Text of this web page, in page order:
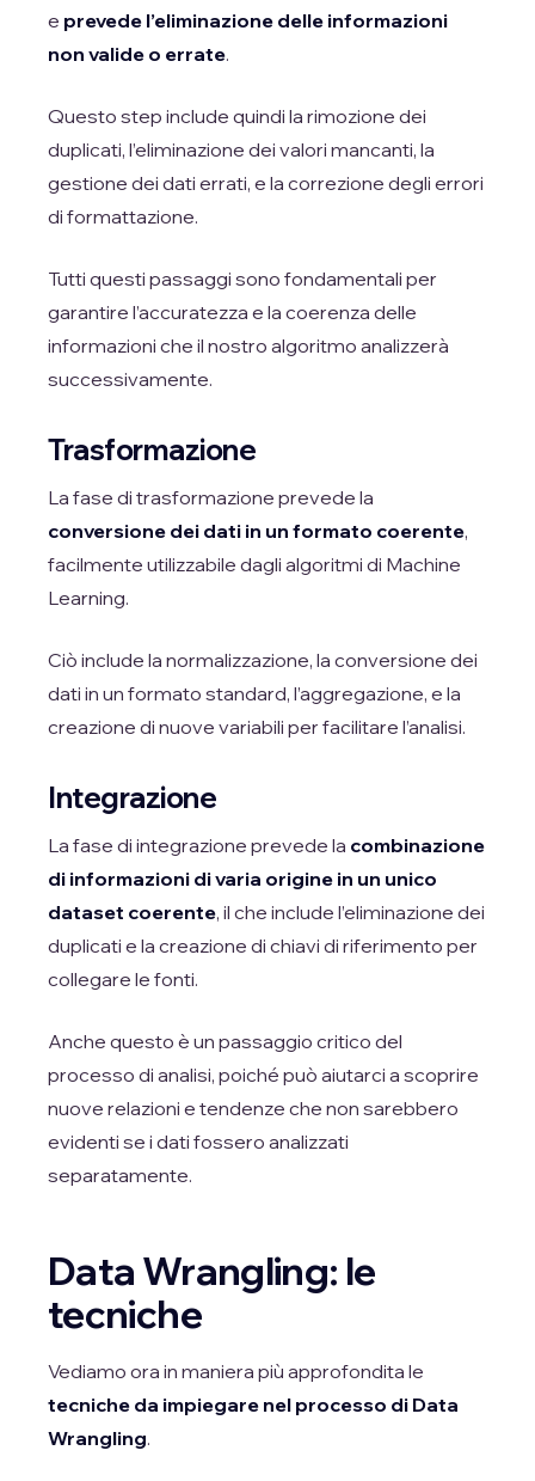
e prevede l’eliminazione delle informazioni
non valide o errate.
Questo step include quindi la rimozione dei
duplicati, l’eliminazione dei valori mancanti, la
gestione dei dati errati, e la correzione degli errori
di formattazione.
Tutti questi passaggi sono fondamentali per
garantire l’accuratezza e la coerenza delle
informazioni che il nostro algoritmo analizzerà
successivamente.
Trasformazione
La fase di trasformazione prevede la
conversione dei dati in un formato coerente,
facilmente utilizzabile dagli algoritmi di Machine
Learning.
Ciò include la normalizzazione, la conversione dei
dati in un formato standard, l’aggregazione, e la
creazione di nuove variabili per facilitare l’analisi.
Integrazione
La fase di integrazione prevede la combinazione
di informazioni di varia origine in un unico
dataset coerente, il che include l’eliminazione dei
duplicati e la creazione di chiavi di riferimento per
collegare le fonti.
Anche questo è un passaggio critico del
processo di analisi, poiché può aiutarci a scoprire
nuove relazioni e tendenze che non sarebbero
evidenti se i dati fossero analizzati
separatamente.
Data Wrangling: le
tecniche
Vediamo ora in maniera più approfondita le
tecniche da impiegare nel processo di Data
Wrangling.